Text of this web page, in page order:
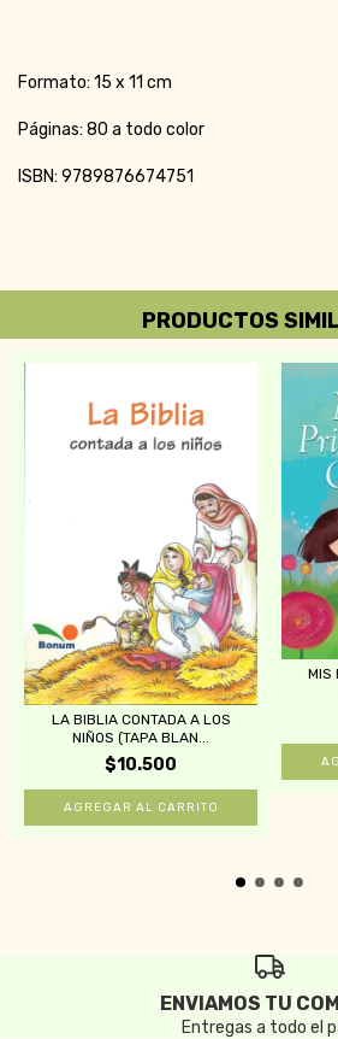
Formato: 15 x 11 cm
Páginas: 80 a todo color
ISBN: 9789876674751
PRODUCTOS
LA BIBLIA CONTADA A LOS
NIÑOS (TAPA BLAN...
$10.500
MIS
ENVIAMOS TU
Entregas a todo el